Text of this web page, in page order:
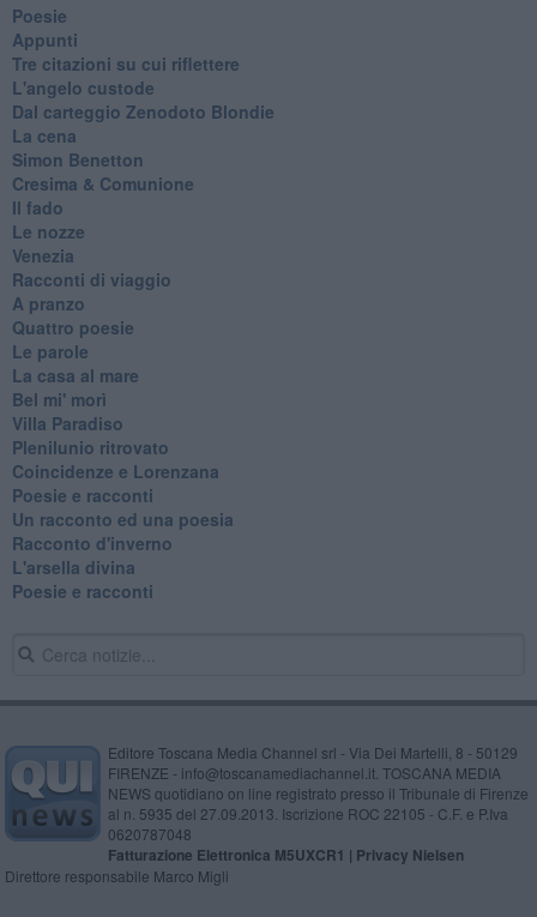
Poesie
Appunti
Tre citazioni su cui riflettere
L'angelo custode
Dal carteggio Zenodoto Blondie
La cena
Simon Benetton
Cresima & Comunione
Il fado
Le nozze
Venezia
Racconti di viaggio
A pranzo
Quattro poesie
Le parole
La casa al mare
Bel mi' morì
Villa Paradiso
Plenilunio ritrovato
Coincidenze e Lorenzana
Poesie e racconti
Un racconto ed una poesia
Racconto d'inverno
​L'arsella divina
Poesie e racconti
Editore Toscana Media Channel srl - Via Dei Martelli, 8 - 50129
FIRENZE - info@toscanamediachannel.it. TOSCANA MEDIA
NEWS quotidiano on line registrato presso il Tribunale di Firenze
al n. 5935 del 27.09.2013. Iscrizione ROC 22105 - C.F. e P.Iva
0620787048
Fatturazione Elettronica M5UXCR1 | Privacy Nielsen
Direttore responsabile Marco Migli